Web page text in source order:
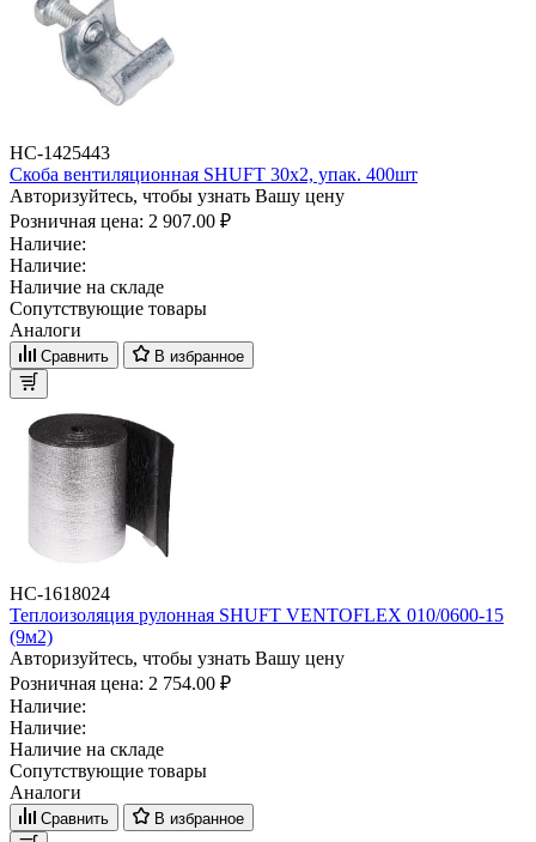
НС-1425443
Скоба вентиляционная SHUFT 30х2, упак. 400шт
Авторизуйтесь, чтобы узнать Вашу цену
Розничная цена: 2 907.00 ₽
Наличие:
Наличие:
Наличие на складе
Сопутствующие товары
Аналоги
Сравнить В избранное
НС-1618024
Теплоизоляция рулонная SHUFT VENTOFLEX 010/0600-15
(9м2)
Авторизуйтесь, чтобы узнать Вашу цену
Розничная цена: 2 754.00 ₽
Наличие:
Наличие:
Наличие на складе
Сопутствующие товары
Аналоги
Сравнить В избранное